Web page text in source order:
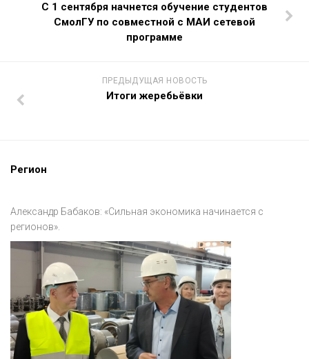
С 1 сентября начнется обучение студентов
СмолГУ по совместной с МАИ сетевой
программе
ПРЕДЫДУЩАЯ НОВОСТЬ
Итоги жеребьёвки
Регион
Александр Бабаков: «Сильная экономика начинается с
регионов».